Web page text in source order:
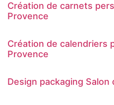
Création de carnets
Provence
Création de calendriers
Provence
Design packaging Salon